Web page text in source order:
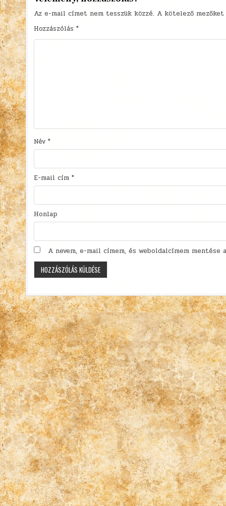
Az e-mail címet nem tesszük közzé. A kötelező
Hozzászólás*
Név*
E-mail cím*
Honlap
A nevem, e-mail címem, és weboldalcímem mentése